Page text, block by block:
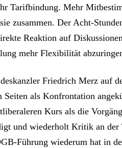
Tarifbindung. Mehr
zusammen. Der Acht-
Reaktion auf
mehr Flexibilität
Friedrich Merz auf
als Konfrontation
Kurs als die
und wiederholt Kritik an
Führung wiederum hat in